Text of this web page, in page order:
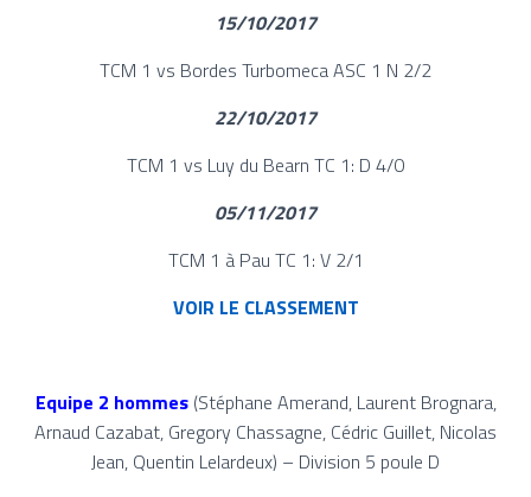
15/10/2017
TCM 1 vs Bordes Turbomeca ASC 1 N 2/2
22/10/2017
TCM 1 vs Luy du Bearn TC 1: D 4/0
05/11/2017
TCM 1 à Pau TC 1: V 2/1
VOIR LE CLASSEMENT
Equipe 2 hommes(Stéphane Amerand, Laurent Brognara,
Arnaud Cazabat, Gregory Chassagne, Cédric Guillet, Nicolas
Jean, Quentin Lelardeux) – Division 5 poule D